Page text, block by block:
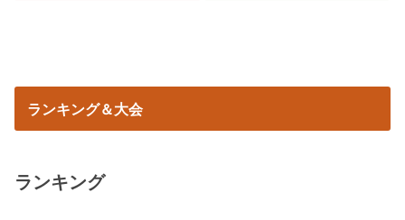
ランキング＆大会
ランキング